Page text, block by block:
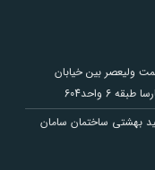
ولیعصر بین خیابان
واحد604
بهشتی ساختمان سامان